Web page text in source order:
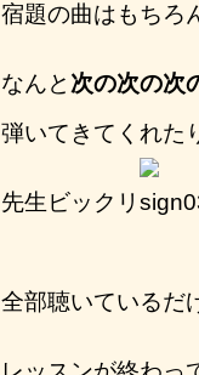
宿題の曲はもちろ
なんと 次の次の次
弾いてきてくれた
先生ビックリ
全部聴いているだ